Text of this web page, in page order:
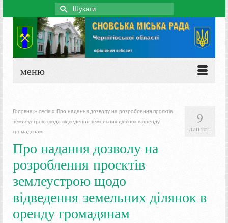
Search
for:
меню
9
ЛИП 2021
Головна » сесія » Про надання дозволу на розроблення проєктів
землеустрою щодо відведення земельних ділянок в оренду
громадянам
Про надання дозволу на
розроблення проєктів
землеустрою щодо
відведення земельних ділянок в
оренду громадянам